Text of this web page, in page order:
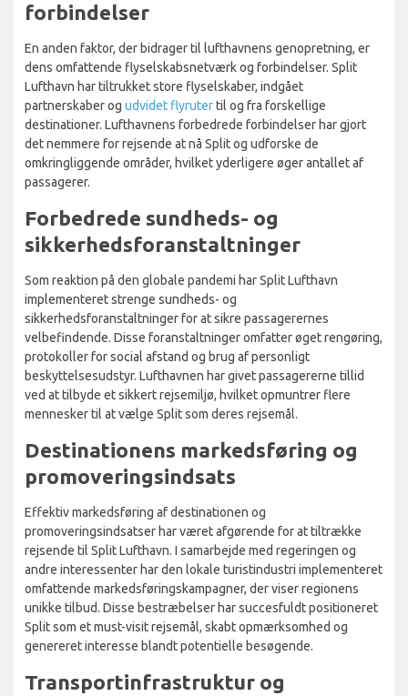
forbindelser
En anden faktor, der bidrager til lufthavnens genopretning, er
dens omfattende flyselskabsnetværk og forbindelser. Split
Lufthavn har tiltrukket store flyselskaber, indgået
partnerskaber og udvidet flyrutertil og fra forskellige
destinationer. Lufthavnens forbedrede forbindelser har gjort
det nemmere for rejsende at nå Split og udforske de
omkringliggende områder, hvilket yderligere øger antallet af
passagerer.
Forbedrede sundheds- og
sikkerhedsforanstaltninger
Som reaktion på den globale pandemi har Split Lufthavn
implementeret strenge sundheds- og
sikkerhedsforanstaltninger for at sikre passagerernes
velbefindende. Disse foranstaltninger omfatter øget rengøring,
protokoller for social afstand og brug af personligt
beskyttelsesudstyr. Lufthavnen har givet passagererne tillid
ved at tilbyde et sikkert rejsemiljø, hvilket opmuntrer flere
mennesker til at vælge Split som deres rejsemål.
Destinationens markedsføring og
promoveringsindsats
Effektiv markedsføring af destinationen og
promoveringsindsatser har været afgørende for at tiltrække
rejsende til Split Lufthavn. I samarbejde med regeringen og
andre interessenter har den lokale turistindustri implementeret
omfattende markedsføringskampagner, der viser regionens
unikke tilbud. Disse bestræbelser har succesfuldt positioneret
Split som et must-visit rejsemål, skabt opmærksomhed og
genereret interesse blandt potentielle besøgende.
Transportinfrastruktur og